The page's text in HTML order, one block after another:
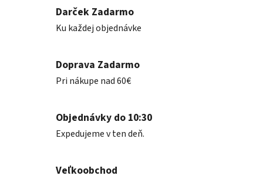
Darček Zadarmo
Ku každej objednávke
Doprava Zadarmo
Pri nákupe nad 60€
Objednávky do 10:30
Expedujeme v ten deň.
Veľkoobchod